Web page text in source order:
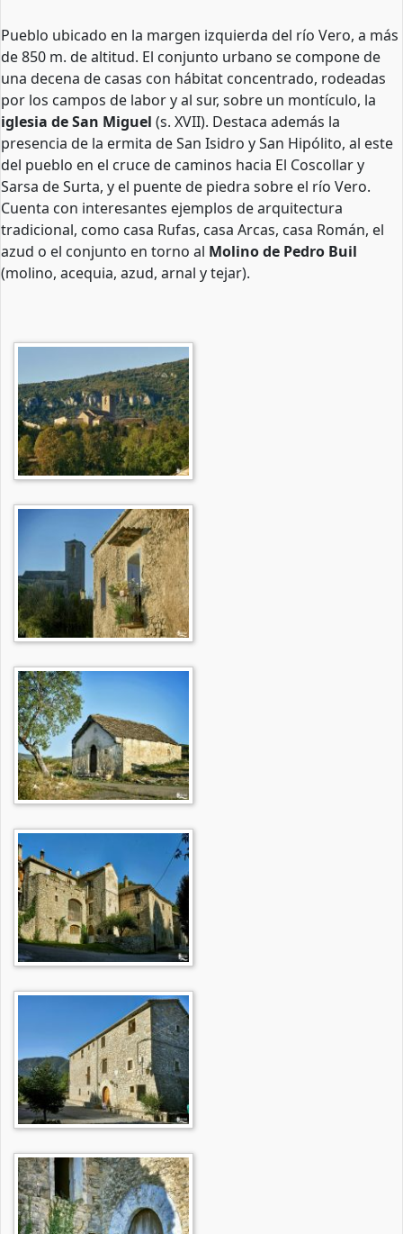
Pueblo ubicado en la margen izquierda del río Vero, a más
de 850 m. de altitud. El conjunto urbano se compone de
una decena de casas con hábitat concentrado, rodeadas
por los campos de labor y al sur, sobre un montículo, la
iglesia de San Miguel (s. XVII). Destaca además la
presencia de la ermita de San Isidro y San Hipólito, al este
del pueblo en el cruce de caminos hacia El Coscollar y
Sarsa de Surta, y el puente de piedra sobre el río Vero.
Cuenta con interesantes ejemplos de arquitectura
tradicional, como casa Rufas, casa Arcas, casa Román, el
azud o el conjunto en torno al Molino de Pedro Buil
(molino, acequia, azud, arnal y tejar).